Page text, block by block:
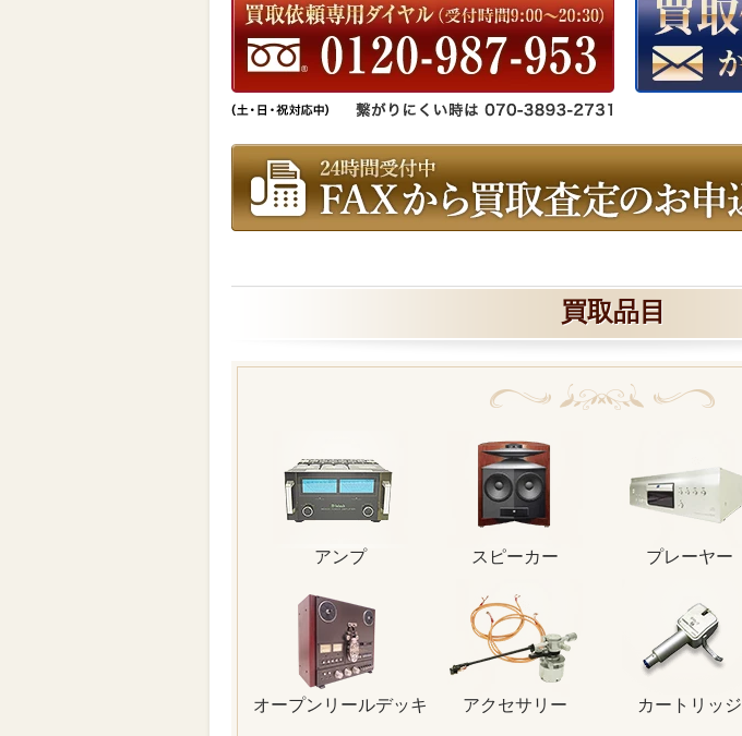
買取品目
アンプ スピーカー プレーヤー
オープンリールデッキ アクセサリー カートリッジ